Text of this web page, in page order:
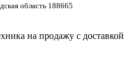
область 188665
на продажу с доставкой